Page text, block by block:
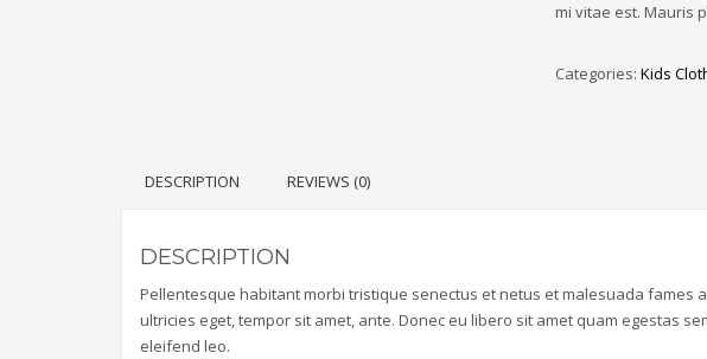
mi vitae est. Mauris
Categories: Kids
DESCRIPTION REVIEWS (0)
DESCRIPTION
Pellentesque habitant morbi tristique senectus et netus et malesuada fames
ultricies eget, tempor sit amet, ante. Donec eu libero sit amet quam egestas
eleifend leo.